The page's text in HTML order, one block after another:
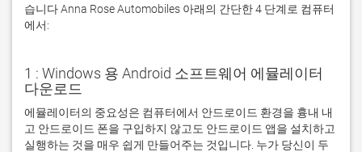
습니다 Anna Rose Automobiles 아래의 간단한 4 단계로 컴퓨터
에서:
1 : Windows 용 Android 소프트웨어 에뮬레이터
다운로드
에뮬레이터의 중요성은 컴퓨터에서 안드로이드 환경을 흉내 내
고 안드로이드 폰을 구입하지 않고도 안드로이드 앱을 설치하고
실행하는 것을 매우 쉽게 만들어주는 것입니다. 누가 당신이 두